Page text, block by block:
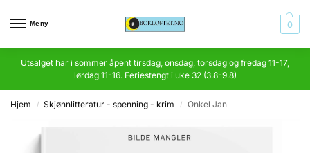
Meny 0
Utsalget har i sommer åpent tirsdag, onsdag, torsdag og fredag 11-17,
lørdag 11-16. Feriestengt i uke 32 (3.8-9.8)
Hjem / Skjønnlitteratur - spenning - krim / Onkel Jan